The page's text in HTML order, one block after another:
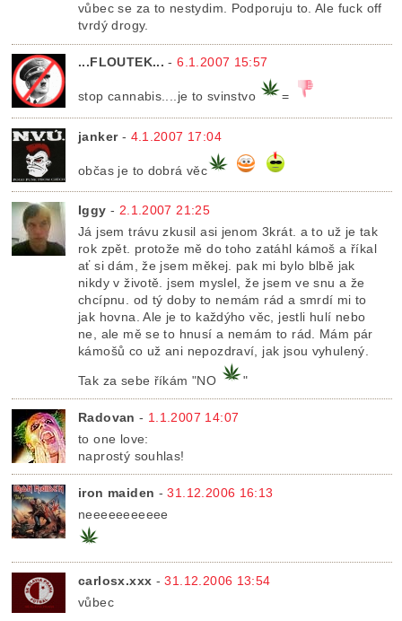
vůbec se za to nestydim. Podporuju to. Ale fuck off
tvrdý drogy.
...FLOUTEK... -6.1.2007 15:57
stop cannabis....je to svinstvo =
janker- 4.1.2007 17:04
občas je to dobrá věc
Iggy - 2.1.2007 21:25
Já jsem trávu zkusil asi jenom 3krát. a to už je tak
rok zpět. protože mě do toho zatáhl kámoš a říkal
ať si dám, že jsem měkej. pak mi bylo blbě jak
nikdy v životě. jsem myslel, že jsem ve snu a že
chcípnu. od tý doby to nemám rád a smrdí mi to
jak hovna. Ale je to každýho věc, jestli hulí nebo
ne, ale mě se to hnusí a nemám to rád. Mám pár
kámošů co už ani nepozdraví, jak jsou vyhulený.
Tak za sebe říkám "NO "
Radovan - 1.1.2007 14:07
to one love:
naprostý souhlas!
iron maiden -31.12.2006 16:13
neeeeeeeeeee
carlosx.xxx -31.12.2006 13:54
vůbec